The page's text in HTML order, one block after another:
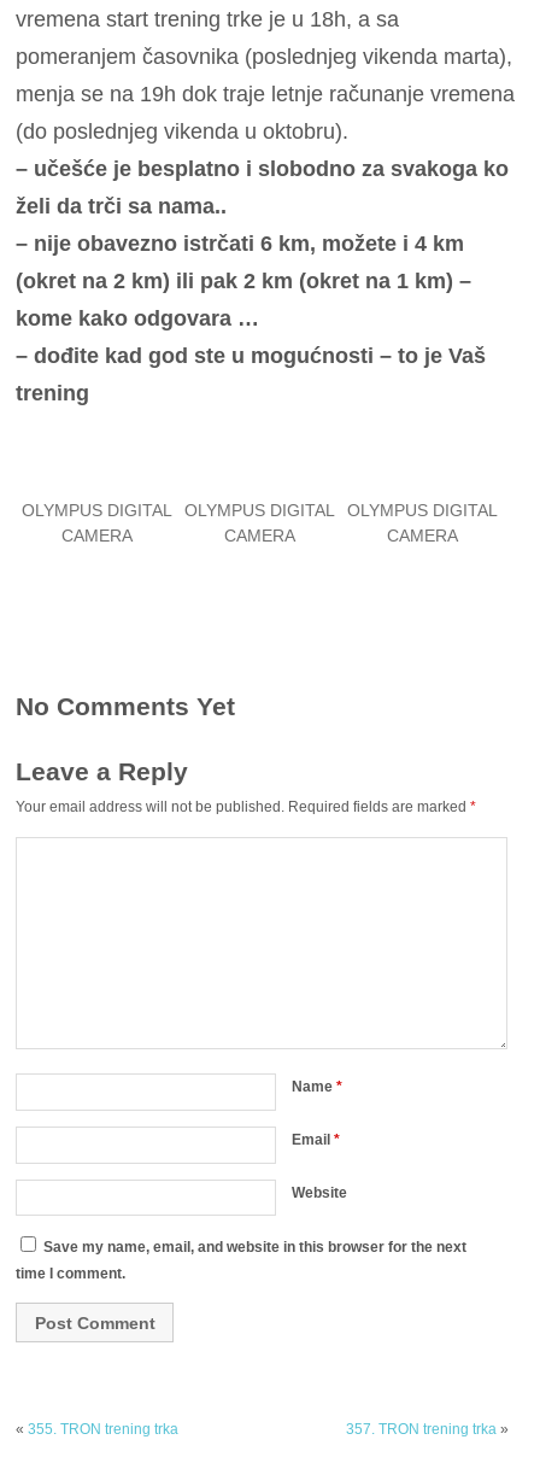
vremena start trening trke je u 18h, a sa
pomeranjem časovnika (poslednjeg vikenda marta),
menja se na 19h dok traje letnje računanje vremena
(do poslednjeg vikenda u oktobru).
– učešće je besplatno i slobodno za svakoga ko
želi da trči sa nama..
– nije obavezno istrčati 6 km, možete i 4 km
(okret na 2 km) ili pak 2 km (okret na 1 km) –
kome kako odgovara …
– dođite kad god ste u mogućnosti – to je Vaš
trening
OLYMPUS DIGITAL
CAMERA
OLYMPUS DIGITAL
CAMERA
OLYMPUS DIGITAL
CAMERA
No Comments Yet
Leave a Reply
Your email address will not be published. Required fields are marked*
Name*
Email*
Website
Save my name, email, and website in this browser for the next
time I comment.
«355. TRON trening trka 357. TRON trening trka »